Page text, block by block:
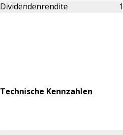
Dividendenrendite
Technische Kennzahlen